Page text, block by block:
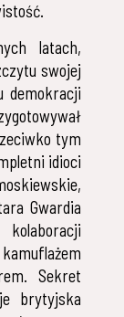
latach,
swojej
demokracji
tym
idioci
Gwardia
Sekret
brytyjska